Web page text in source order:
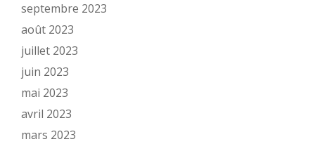
septembre 2023
août 2023
juillet 2023
juin 2023
mai 2023
avril 2023
mars 2023